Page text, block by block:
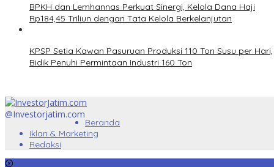
BPKH dan Lemhannas Perkuat Sinergi, Kelola Dana Haji
Rp184,45 Triliun dengan Tata Kelola Berkelanjutan
KPSP Setia Kawan Pasuruan Produksi 110 Ton Susu per Hari,
Bidik Penuhi Permintaan Industri 160 Ton
@Investorjatim.com
Beranda
Iklan & Marketing
Redaksi